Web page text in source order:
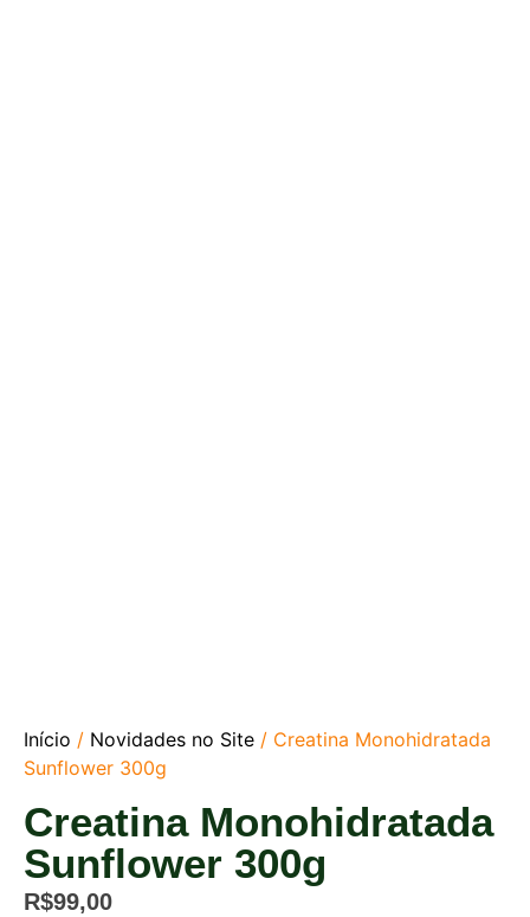
Início / Novidades no Site / Creatina Monohidratada
Sunflower 300g
Creatina Monohidratada
Sunflower 300g
R$99,00